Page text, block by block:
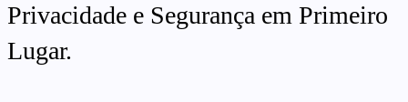
Privacidade e Segurança em Primeiro
Lugar.